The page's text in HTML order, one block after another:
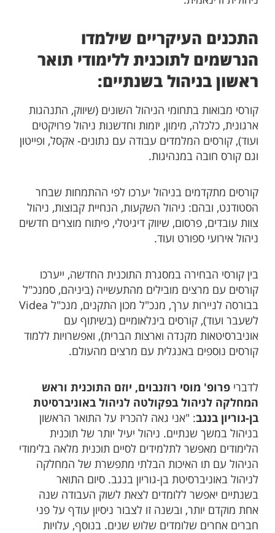
התכנים העיקריים שילמדו
הנרשמים לתוכנית ללימודי תואר
ראשון בניהול בשנתיים:
קורסי מבואות בתחומי הניהול השונים (שיווק, התנהגות
ארגונית, כלכלה, מימון, יזמות וחדשנות ניהול פרויקטים
ועוד), קורסים המלמדים עבודה עם נתונים- אקסל, ופייטון
וגם קורס חובה במנהיגות.
קורסים מתקדמים בניהול יערכו לפי ההתמחות שבחר
הסטודנט, ובהם: ניהול השקעות, הנחיית קבוצות, ניהול
צוות עובדים, פרסום, שיווק דיגיטלי, פיתוח מוצרים חדשים
ניהול אירועי ספורט ועוד.
בין קורסי הבחירה במסגרת התוכנית החדשה, ייערכו
קורסים עם מרצים מובילים מהתעשייה (ביניהם, סמנכ"ל
בבורסה לניירות ערך, מנכ"ל מכון התקנים, מנכ"ל Videa
לשעבר ועוד), קורסים בינלאומיים (בשיתוף עם
אוניברסיטאות מקנדה וארצות הברית), ואפשרויות ללמוד
קורסים נוספים באנגלית עם מרצים מהעולם.
לדבריפרופ' מוסי רוזנבוים, יוזם התוכנית וראש
המחלקה לניהול בפקולטה לניהול באוניברסיטת
בן-גוריון בנגב: "אני גאה להכריז על התואר הראשון
בניהול במשך שנתיים. ניהול יעיל יותר של תוכנית
הלימודים מאפשר לתלמידים לסיים תוכנית מלאה בלימודי
הניהול עם תו האיכות הבלתי מתפשרת של המחלקה
לניהול באוניברסיטת בן-גוריון בנגב. סיום התואר
בשנתיים יאפשר ללומדים לצאת לשוק העבודה שנה
אחת מוקדם יותר, ובשנה זו לצבור ניסיון עודף על פני
חברים אחרים שלומדים שלוש שנים. בנוסף, עלויות